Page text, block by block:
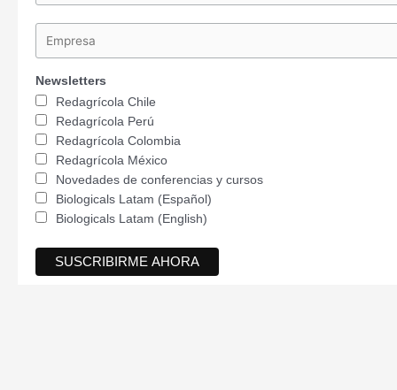
Newsletters
Redagrícola Chile
Redagrícola Perú
Redagrícola Colombia
Redagrícola México
Novedades de conferencias y cursos
Biologicals Latam (Español)
Biologicals Latam (English)